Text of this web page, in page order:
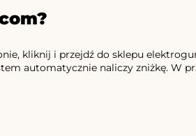
kliknij i przejdź do sklepu
automatycznie naliczy zniżkę. W